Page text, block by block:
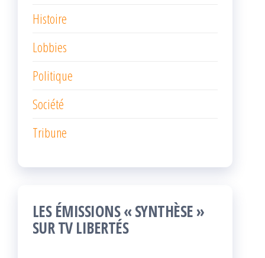
Histoire
Lobbies
Politique
Société
Tribune
LES ÉMISSIONS « SYNTHÈSE »
SUR TV LIBERTÉS